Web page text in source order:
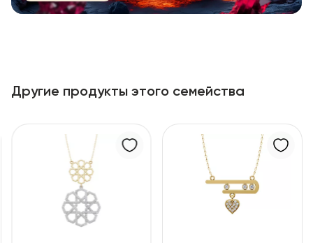
Другие продукты этого семейства